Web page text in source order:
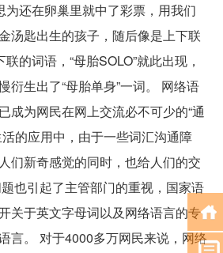
为还在卵巢里就中了彩票，用我们
汤匙出生的孩子，随后像是上下联
的词语，“母胎SOLO”就此出现，
衍生出了“母胎单身”一词。 网络语
成为网民在网上交流必不可少的“通
的应用中，由于一些词汇沟通障
们新奇感觉的同时，也给人们的交
也引起了主管部门的重视，国家语
关于英文字母词以及网络语言的专
言。 对于4000多万网民来说，网络